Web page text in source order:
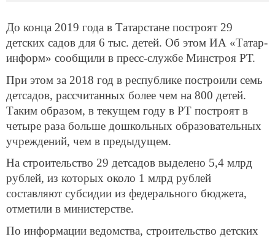
До конца 2019 года в Татарстане построят 29
детских садов для 6 тыс. детей. Об этом ИА «Татар-
информ» сообщили в пресс-службе Минстроя РТ.
При этом за 2018 год в республике построили семь
детсадов, рассчитанных более чем на 800 детей.
Таким образом, в текущем году в РТ построят в
четыре раза больше дошкольных образовательных
учреждений, чем в предыдущем.
На строительство 29 детсадов выделено 5,4 млрд
рублей, из которых около 1 млрд рублей
составляют субсидии из федерального бюджета,
отметили в министерстве.
По информации ведомства, строительство детских